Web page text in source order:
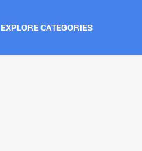
EXPLORE CATEGORIES